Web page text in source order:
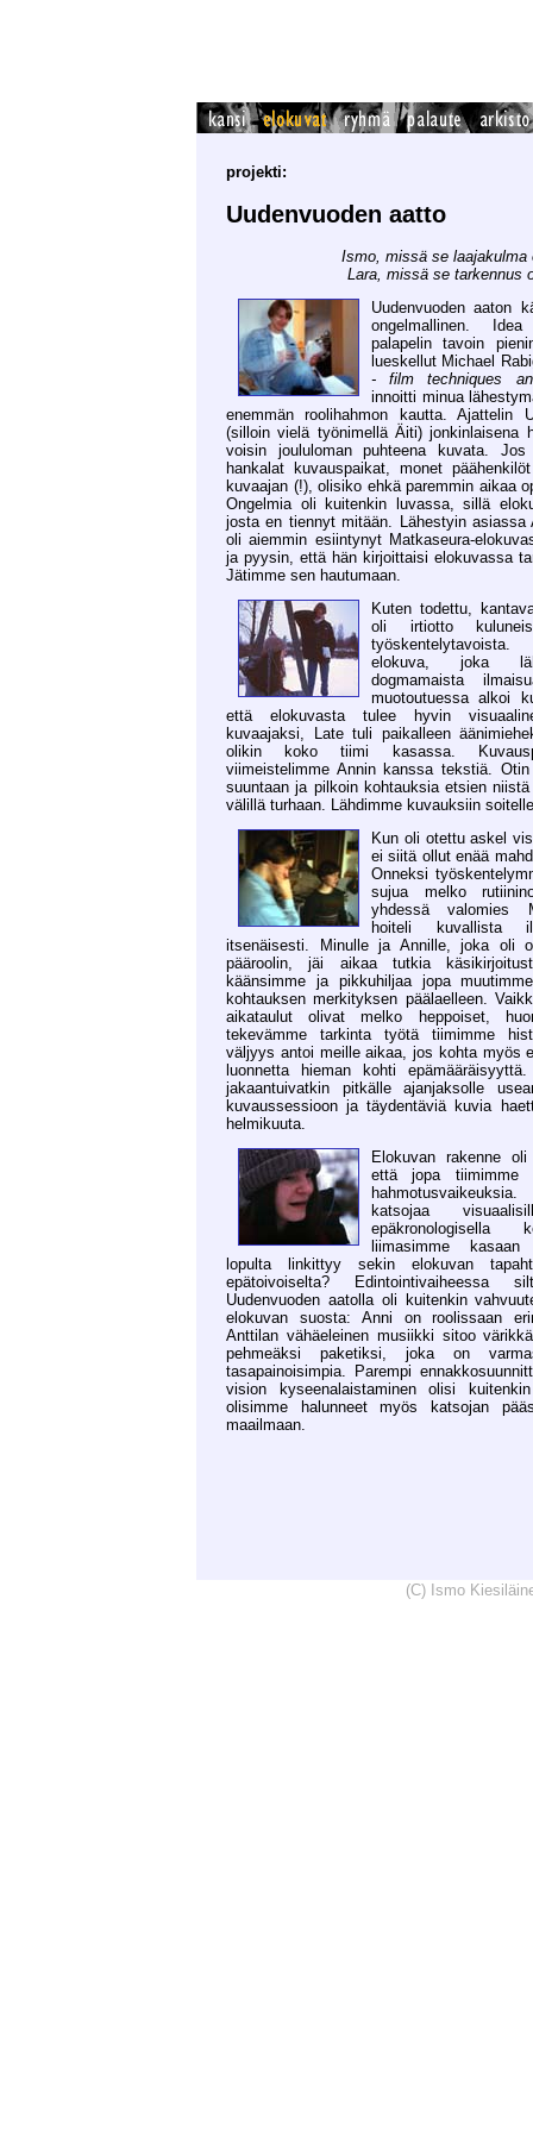
projekti:
Uudenvuoden aatto
Ismo, missä se laajakulma
Lara, missä se tarkennus
Uudenvuoden aaton
ongelmallinen.
palapelin tavoin
lueskellut Michael
- film techniques
innoitti minua
enemmän roolihahmon kautta. Ajattelin
(silloin vielä työnimellä Äiti) jonkinlaisena
voisin joululoman puhteena kuvata.
hankalat kuvauspaikat, monet
kuvaajan (!), olisiko ehkä paremmin aikaa
Ongelmia oli kuitenkin luvassa, sillä
josta en tiennyt mitään. Lähestyin asiassa
oli aiemmin esiintynyt Matkaseura-
ja pyysin, että hän kirjoittaisi elokuvassa
Jätimme sen hautumaan.
Kuten todettu,
oli irtiotto
elokuva, joka
dogmamaista
muotoutuessa alkoi
että elokuvasta tulee hyvin
kuvaajaksi, Late tuli paikalleen
olikin koko tiimi kasassa.
viimeistelimme Annin kanssa tekstiä.
suuntaan ja pilkoin kohtauksia etsien
välillä turhaan. Lähdimme kuvauksiin
Kun oli otettu askel
ei siitä ollut enää
Onneksi
sujua melko
yhdessä valomies
hoiteli kuvallista
itsenäisesti. Minulle ja Annille, joka oli
pääroolin, jäi aikaa tutkia
käänsimme ja pikkuhiljaa jopa
kohtauksen merkityksen päälaelleen.
aikataulut olivat melko heppoiset,
tekevämme tarkinta työtä tiimimme
väljyys antoi meille aikaa, jos kohta myös
luonnetta hieman kohti
jakaantuivatkin pitkälle ajanjaksolle
kuvaussessioon ja täydentäviä kuvia
helmikuuta.
Elokuvan rakenne
että jopa tiimimme
katsojaa
epäkronologisella
liimasimme
lopulta linkittyy sekin elokuvan
epätoivoiselta? Edintointivaiheessa
Uudenvuoden aatolla oli kuitenkin
elokuvan suosta: Anni on roolissaan
Anttilan vähäeleinen musiikki sitoo
pehmeäksi paketiksi, joka on
tasapainoisimpia. Parempi
vision kyseenalaistaminen olisi
olisimme halunneet myös katsojan
maailmaan.
(C) Ismo